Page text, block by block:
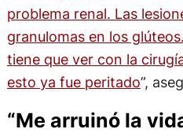
problema renal. Las
granulomas en los
tiene que ver con la
esto ya fue peritado”,
“Me arruinó la